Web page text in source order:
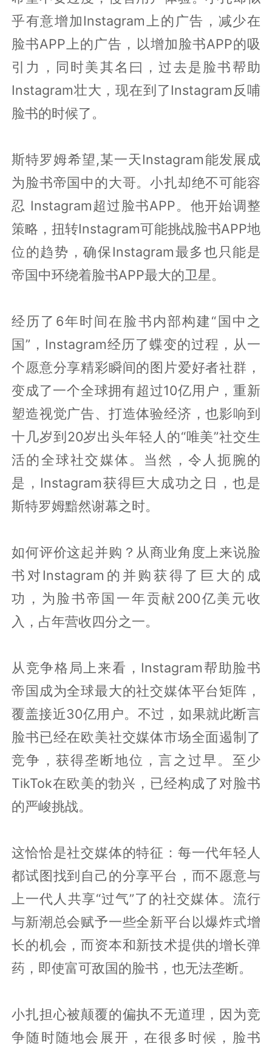
乎有意增加Instagram上的广告，减少在
脸书APP上的广告，以增加脸书APP的吸
引力，同时美其名曰，过去是脸书帮助
Instagram壮大，现在到了Instagram反哺
脸书的时候了。
斯特罗姆希望,某一天Instagram能发展成
为脸书帝国中的大哥。小扎却绝不可能容
忍 Instagram超过脸书APP。他开始调整
策略，扭转Instagram可能挑战脸书APP地
位的趋势，确保Instagram最多也只能是
帝国中环绕着脸书APP最大的卫星。
经历了6年时间在脸书内部构建“国中之
国”，Instagram经历了蝶变的过程，从一
个愿意分享精彩瞬间的图片爱好者社群，
变成了一个全球拥有超过10亿用户，重新
塑造视觉广告、打造体验经济，也影响到
十几岁到20岁出头年轻人的“唯美”社交生
活的全球社交媒体。当然，令人扼腕的
是，Instagram获得巨大成功之日，也是
斯特罗姆黯然谢幕之时。
如何评价这起并购？从商业角度上来说脸
书对Instagram的并购获得了巨大的成
功，为脸书帝国一年贡献200亿美元收
入，占年营收四分之一。
从竞争格局上来看，Instagram帮助脸书
帝国成为全球最大的社交媒体平台矩阵，
覆盖接近30亿用户。不过，如果就此断言
脸书已经在欧美社交媒体市场全面遏制了
竞争，获得垄断地位，言之过早。至少
TikTok在欧美的勃兴，已经构成了对脸书
的严峻挑战。
这恰恰是社交媒体的特征：每一代年轻人
都试图找到自己的分享平台，而不愿意与
上一代人共享“过气”了的社交媒体。流行
与新潮总会赋予一些全新平台以爆炸式增
长的机会，而资本和新技术提供的增长弹
药，即使富可敌国的脸书，也无法垄断。
小扎担心被颠覆的偏执不无道理，因为竞
争随时随地会展开，在很多时候，脸书